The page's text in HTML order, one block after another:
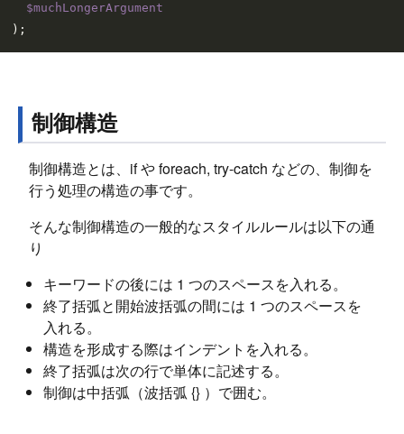
$muchLongerArgument
制御構造
制御構造とは、if や foreach, try-catch などの、制御を
行う処理の構造の事です。
そんな制御構造の一般的なスタイルルールは以下の通
り
キーワードの後には 1 つのスペースを入れる。
終了括弧と開始波括弧の間には 1 つのスペースを
入れる。
構造を形成する際はインデントを入れる。
終了括弧は次の行で単体に記述する。
制御は中括弧（波括弧 {} ）で囲む。